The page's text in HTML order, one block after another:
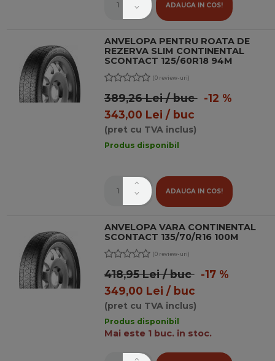
ADAUGA IN COS!
ANVELOPA PENTRU ROATA DE
REZERVA SLIM CONTINENTAL
SCONTACT 125/60R18 94M
(0 review-uri)
389,26 Lei / buc-12 %
343,00 Lei / buc
(pret cu TVA inclus)
Produs disponibil
ADAUGA IN COS!
ANVELOPA VARA CONTINENTAL
SCONTACT 135/70/R16 100M
(0 review-uri)
418,95 Lei / buc-17 %
349,00 Lei / buc
(pret cu TVA inclus)
Produs disponibil
Mai este 1 buc. in stoc.